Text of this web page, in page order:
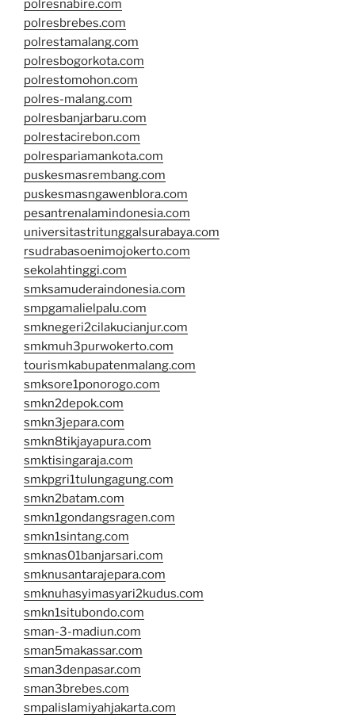
polresnabire.com
polresbrebes.com
polrestamalang.com
polresbogorkota.com
polrestomohon.com
polres-malang.com
polresbanjarbaru.com
polrestacirebon.com
polrespariamankota.com
puskesmasrembang.com
puskesmasngawenblora.com
pesantrenalamindonesia.com
universitastritunggalsurabaya.com
rsudrabasoenimojokerto.com
sekolahtinggi.com
smksamuderaindonesia.com
smpgamalielpalu.com
smknegeri2cilakucianjur.com
smkmuh3purwokerto.com
tourismkabupatenmalang.com
smksore1ponorogo.com
smkn2depok.com
smkn3jepara.com
smkn8tikjayapura.com
smktisingaraja.com
smkpgri1tulungagung.com
smkn2batam.com
smkn1gondangsragen.com
smkn1sintang.com
smknas01banjarsari.com
smknusantarajepara.com
smknuhasyimasyari2kudus.com
smkn1situbondo.com
sman-3-madiun.com
sman5makassar.com
sman3denpasar.com
sman3brebes.com
smpalislamiyahjakarta.com